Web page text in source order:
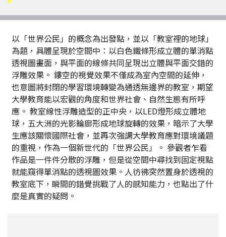
以「世界公民」的概念為出發點，並以「教室裡的地球」
為題，具體呈現於空間中：以白色鐵條形成立體的單消點
透視圖畫面，與平面的線條共同呈現出立體與平面交錯的
浮雕效果。 鏤空的視覺效果不僅成為室內空間的延伸，
也意圖將封閉的學習環境轉變為通透無邊界的教室，期望
大學教育能以宏觀的角度和世界社會、自然生態有所呼
應。 教室線性浮雕造型的正中央，以LED燈形成立體地
球，五大洲的光影輪廍形成地球旋轉的效果，暗示了大學
生應該關懷國際社會，並再次強調大學教育應對環境議題
的重視，作為一個新世代的「世界公民」。 參觀者乍看
作品是一件件分散的浮雕，但是從空間中尋找到固定視點
就能窺得單消點的透視圖效果。人彷彿突然置身於透視的
教室底下，瞬間的錯覺挑戰了人的感知能力，也點出了什
麼是真實的疑問。